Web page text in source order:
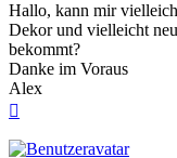
Hallo, kann mir
Dekor und vielleicht
bekommt?
Danke im Voraus
Alex